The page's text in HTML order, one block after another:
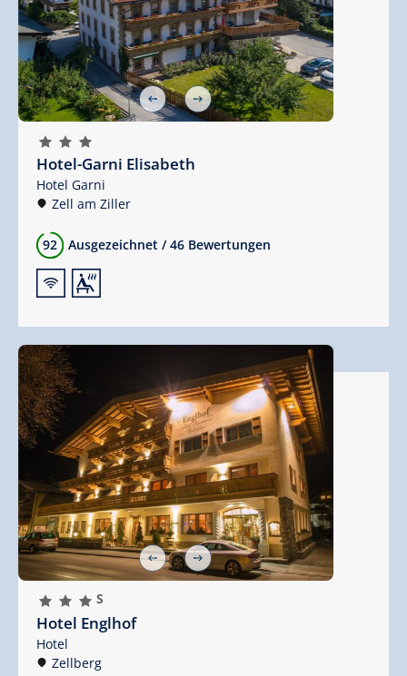
🞙 🞙 🞙
Hotel-Garni Elisabeth
Hotel Garni
Zell am Ziller
92 Ausgezeichnet / 46 Bewertungen
🜉🗔
🞙 🞙 🞙S
Hotel Englhof
Hotel
Zellberg